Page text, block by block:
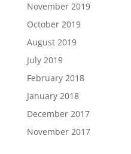
November 2019
October 2019
August 2019
July 2019
February 2018
January 2018
December 2017
November 2017